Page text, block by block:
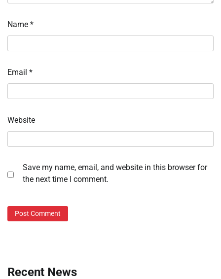
Name *
Email *
Website
Save my name, email, and website in this browser for
the next time I comment.
Recent News